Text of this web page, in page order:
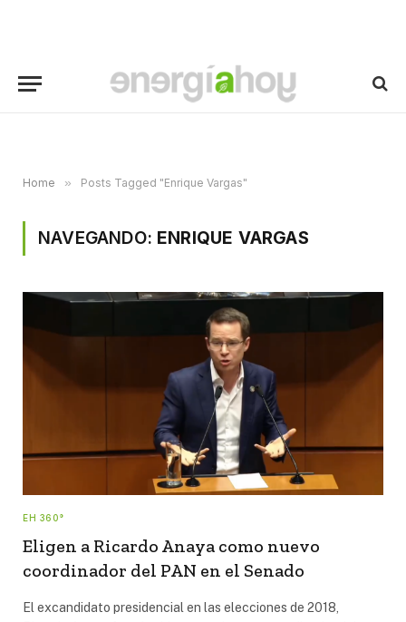
Home » Posts Tagged "Enrique Vargas"
NAVEGANDO: ENRIQUE VARGAS
EH 360°
Eligen a Ricardo Anaya como nuevo
coordinador del PAN en el Senado
El excandidato presidencial en las elecciones de 2018,